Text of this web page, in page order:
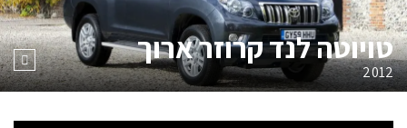
טויוטה לנד קרוזר ארוך
2012